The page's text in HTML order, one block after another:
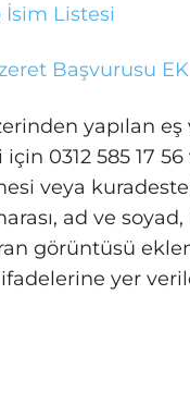
İsim Listesi
Başvurusu
yapılan
0312 585 17
veya
ad ve
görüntüsü
ifadelerine yer